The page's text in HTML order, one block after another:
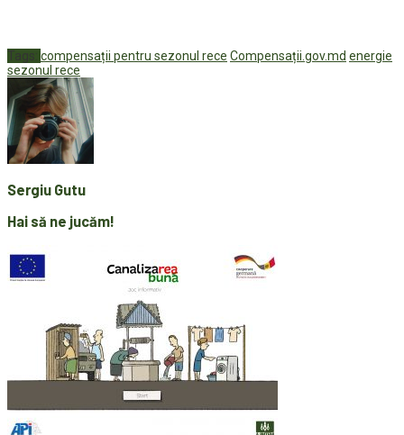
Tags: compensații pentru sezonul rece Compensații.gov.md energie
sezonul rece
Sergiu Gutu
Hai să ne jucăm!